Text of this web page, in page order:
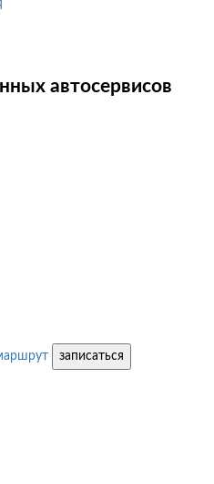
автосервисов
записаться